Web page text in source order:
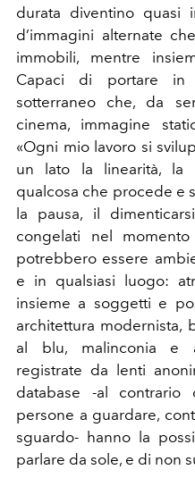
durata diventino quasi
d’immagini alternate
immobili, mentre
Capaci di portare
sotterraneo che, da
cinema, immagine
«Ogni mio lavoro si
un lato la linearità, la
qualcosa che procede e
la pausa, il
congelati nel
potrebbero essere
e in qualsiasi luogo:
insieme a soggetti e
architettura modernista,
al blu, malinconia e
registrate da lenti
database -al
persone a guardare,
sguardo- hanno la
parlare da sole, e di non